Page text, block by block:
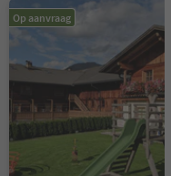
Op aanvraag